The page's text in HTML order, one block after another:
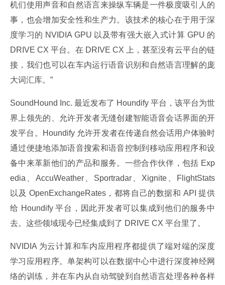
机们使用声音和自然语言来操纵车辆是一件极度吸引人的
事，也会增加安全性和生产力。该技术的核心在于用于深
度学习的 NVIDIA GPU 以及带有强大嵌入式计算 GPU 的
DRIVE CX 平台。在 DRIVE CX 上，甚至没有云平台的链
接，我们也可以在车内运行语音识别和自然语言理解的庞
大词汇库。”
SoundHound Inc. 最近发布了 Houndify 平台，该平台为世
界上领先的、允许开发者无缝创建智能语音会话界面的开
发平台。Houndify 允许开发者在传递自然会话用户体验时
通过便捷地添加语音搜索和语音控制到移动应用程序和设
备中来革新他们的产品和服务。一些合作伙伴，包括 Exp
edia、AccuWeather、Sportradar、Xignite、FlightStats
以及 OpenExchangeRates，都将自己的数据和 API 提供
给 Houndify 平台，因此开发者可以集成到他们的服务中
去。这些领域现今已经集成到了 DRIVE CX 平台里了。
NVIDIA 为云计算和车内应用程序都提供了端对端的深度
学习应用程序。单架构可以在数据中心中进行深度神经网
络的训练，并在车内从自动驾驶到自然语言处理各种各样